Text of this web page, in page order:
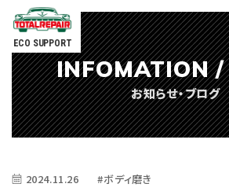
ECO SUPPORT
Tel.090-9498-
電話対応時間 ／ 9:00〜
INFOMATION /
お知らせ・ブログ
2024.11.26 #ボディ磨き